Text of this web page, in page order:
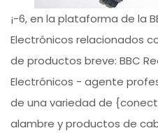
¡-6, en la plataforma de la
Electrónicos relacionados
de productos breve: BBC
Electrónicos - agente
de una variedad de
alambre y productos de